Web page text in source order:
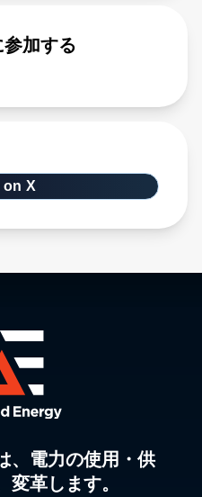
加する
on X
、電力の使用・供
革します。